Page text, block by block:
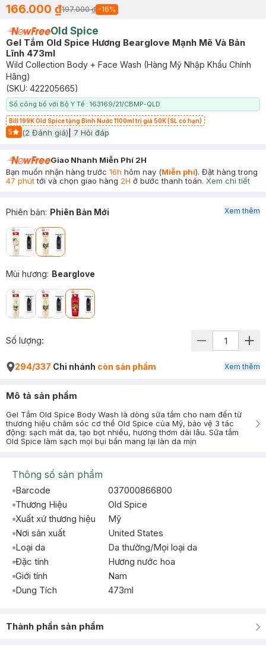
166.000 ₫197.000 ₫ -16%
Old Spice
Gel Tắm Old Spice Hương Bearglove Mạnh Mẽ Và Bản
Lĩnh 473ml
Wild Collection Body + Face Wash (Hàng Mỹ Nhập Khẩu Chính
Hãng)
(SKU: 422205665)
Số công bố với Bộ Y Tế : 163169/21/CBMP-QLD
Bill 199K Old Spice tặng Bình Nước 1100ml trị giá 50K (SL có hạn)
5
Start Icon
(2 Đánh giá) 7 Hỏi đáp
Giao Nhanh Miễn Phí 2H
Bạn muốn nhận hàng trước 16h hôm nay (Miễn phí). Đặt hàng trong
47 phúttới và chọn giao hàng 2H ở bước thanh toán. Xem chi tiết
Phiên bản: Phiên Bản Mới
Mùi hương: Bearglove
Xem thêm
Số lượng:
294/337 Chi nhánh còn sản phẩm Xem thêm
Mô tả sản phẩm
Gel Tắm Old Spice Body Wash là dòng sữa tắm cho nam đến từ
thương hiệu chăm sóc cơ thể Old Spice của Mỹ, bảo vệ 3 tác
động: sạch mát da, tạo bọt nhiều, hương thơm dài lâu. Sữa tắm
Old Spice làm sạch mọi bụi bẩn mang lại làn da mịn
Thông số sản phẩm
Barcode
037000866800
Thương Hiệu
Old Spice
Xuất xứ thương hiệu
Mỹ
Nơi sản xuất
United States
Loại da
Da thường/Mọi loại da
Đặc tính
Hương nước hoa
Giới tính
Nam
Dung Tích
473ml
Thành phần sản phẩm